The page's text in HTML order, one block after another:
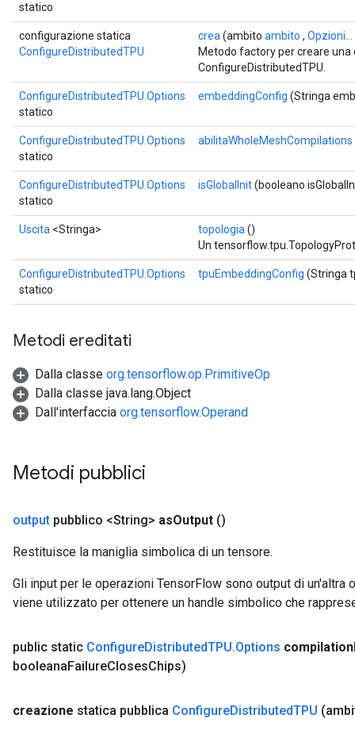
statico
configurazione statica
ConfigureDistributedTPU
crea (ambito ambito , Opzioni...
Metodo factory per creare
ConfigureDistributedTPU.
ConfigureDistributedTPU.Options
statico
embeddingConfig (Stringa
ConfigureDistributedTPU.Options
statico
abilitaWholeMeshCompilations
ConfigureDistributedTPU.Options
statico
isGlobalInit(booleano
Uscita <Stringa> topologia ()
Un
ConfigureDistributedTPU.Options
statico
tpuEmbeddingConfig (Stringa
Metodi ereditati
Dalla classe org.tensorflow.op.PrimitiveOp
Dalla classe java.lang.Object
Dall'interfaccia org.tensorflow.Operand
Metodi pubblici
output pubblico <String> asOutput ()
Restituisce la maniglia simbolica di un tensore.
Gli input per le operazioni TensorFlow sono output di un'altra
viene utilizzato per ottenere un handle simbolico che
public static ConfigureDistributedTPU.Options compilation
booleanaFailureClosesChips)
creazione statica pubblica ConfigureDistributedTPU